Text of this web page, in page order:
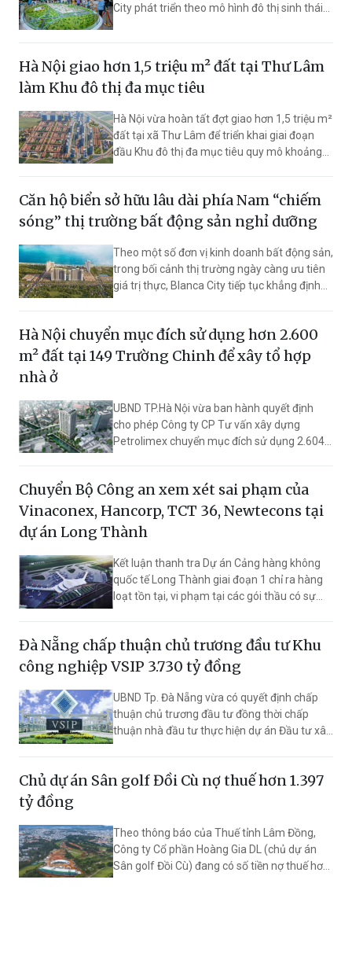
City phát triển theo mô hình đô thị sinh thái
và khả năng kết nối thuận tiện, phục vụ đồng
thời cả nhu cầu an cư, nghỉ dưỡng và khai
thác thương mại.
Hà Nội giao hơn 1,5 triệu m² đất tại Thư Lâm
làm Khu đô thị đa mục tiêu
Hà Nội vừa hoàn tất đợt giao hơn 1,5 triệu m²
đất tại xã Thư Lâm để triển khai giai đoạn
đầu Khu đô thị đa mục tiêu quy mô khoảng
đất tái định cư.
Căn hộ biển sở hữu lâu dài phía Nam “chiếm
sóng” thị trường bất động sản nghỉ dưỡng
Theo một số đơn vị kinh doanh bất động sản,
trong bối cảnh thị trường ngày càng ưu tiên
giá trị thực, Blanca City tiếp tục khẳng định
mô 15ha liên tục đón lượng khách đông đảo,
góp phần củng cố niềm tin vào tiềm năng
khai thác của dự án.
Hà Nội chuyển mục đích sử dụng hơn 2.600
m² đất tại 149 Trường Chinh để xây tổ hợp
nhà ở
UBND TP.Hà Nội vừa ban hành quyết định
cho phép Công ty CP Tư vấn xây dựng
Petrolimex chuyển mục đích sử dụng 2.604,6
nhà hỗn hợp văn phòng, dịch vụ thương mại
và nhà ở.
Chuyển Bộ Công an xem xét sai phạm của
Vinaconex, Hancorp, TCT 36, Newtecons tại
dự án Long Thành
Kết luận thanh tra Dự án Cảng hàng không
quốc tế Long Thành giai đoạn 1 chỉ ra hàng
loạt tồn tại, vi phạm tại các gói thầu có sự
khác. Thanh tra Chính phủ đồng thời chuyển
hồ sơ sang Bộ Công an để xem xét điều tra
Đà Nẵng chấp thuận chủ trương đầu tư Khu
công nghiệp VSIP 3.730 tỷ đồng
UBND Tp. Đà Nẵng vừa có quyết định chấp
thuận chủ trương đầu tư đồng thời chấp
thuận nhà đầu tư thực hiện dự án Đầu tư xây
Chủ dự án Sân golf Đồi Cù nợ thuế hơn 1.397
tỷ đồng
Theo thông báo của Thuế tỉnh Lâm Đồng,
Công ty Cổ phần Hoàng Gia DL (chủ dự án
Sân golf Đồi Cù) đang có số tiền nợ thuế hơn